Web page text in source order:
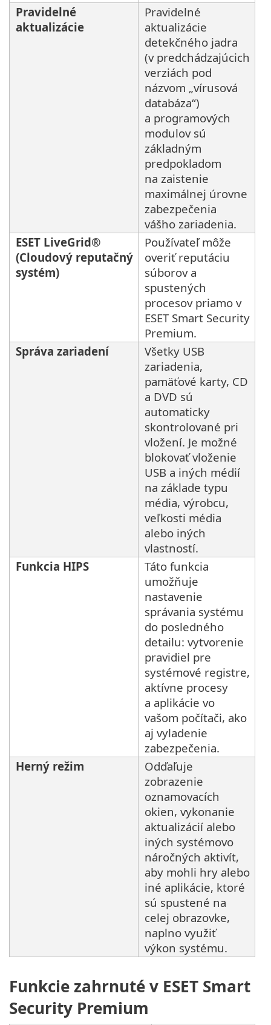
Pravidelné
aktualizácie
Pravidelné
aktualizácie
detekčného jadra
(v predchádzajúcich
verziách pod
názvom „vírusová
databáza“)
a programových
modulov sú
základným
predpokladom
na zaistenie
maximálnej úrovne
zabezpečenia
vášho zariadenia.
ESET LiveGrid®
(Cloudový reputačný
systém)
Používateľ môže
overiť reputáciu
súborov a
spustených
procesov priamo v
ESET Smart Security
Premium.
Správa zariadení
Všetky USB
zariadenia,
pamäťové karty, CD
a DVD sú
automaticky
skontrolované pri
vložení. Je možné
blokovať vloženie
USB a iných médií
na základe typu
média, výrobcu,
veľkosti média
alebo iných
vlastností.
Funkcia HIPS
Táto funkcia
umožňuje
nastavenie
správania systému
do posledného
detailu: vytvorenie
pravidiel pre
systémové registre,
aktívne procesy
a aplikácie vo
vašom počítači, ako
aj vyladenie
zabezpečenia.
Herný režim
Odďaľuje
zobrazenie
oznamovacích
okien, vykonanie
aktualizácií alebo
iných systémovo
náročných aktivít,
aby mohli hry alebo
iné aplikácie, ktoré
sú spustené na
celej obrazovke,
naplno využiť
výkon systému.
Funkcie zahrnuté v ESET Smart
Security Premium